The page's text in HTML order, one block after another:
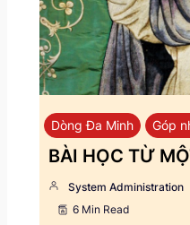
Dòng Đa Minh Góp
BÀI HỌC TỪ
System Administration
6 Min Read